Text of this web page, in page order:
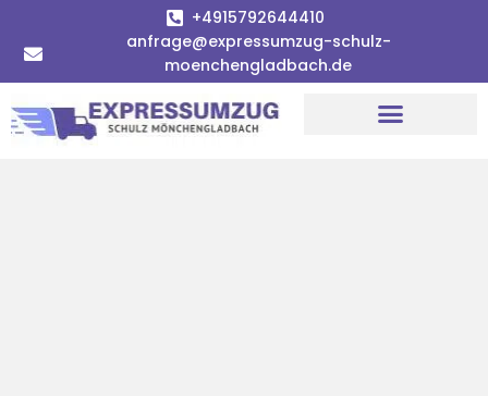
+4915792644410
anfrage@expressumzug-schulz-
moenchengladbach.de